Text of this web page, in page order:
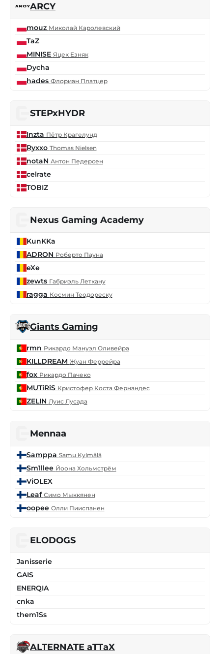
ARCY
mouz Миколай Каролевский
TaZ
MINISE Яцек Езняк
Dycha
hades Флориан Платцер
STEPxHYDR
Inzta Пётр Крагелунд
Ryxxo Thomas Nielsen
notaN Антон Педерсен
celrate
TOBIZ
Nexus Gaming Academy
KunKKa
ADRON Роберто Пауна
eXe
zewts Габриэль Леткану
ragga Космин Теодореску
Giants Gaming
rmn Рикардо Мануэл Оливейра
KILLDREAM Жуан Феррейра
fox Рикардо Пачеко
MUTiRiS Кристофер Коста Фернандес
ZELIN Луис Лусада
Mennaa
Samppa Samu Kylmälä
Sm1llee Йоона Хольмстрём
ViOLEX
Leaf Симо Мыккянен
oopee Олли Пииспанен
ELODOGS
Janisserie
GAIS
ENERQIA
cnka
them1Ss
ALTERNATE aTTaX